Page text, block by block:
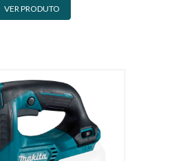
VER PRODUTO